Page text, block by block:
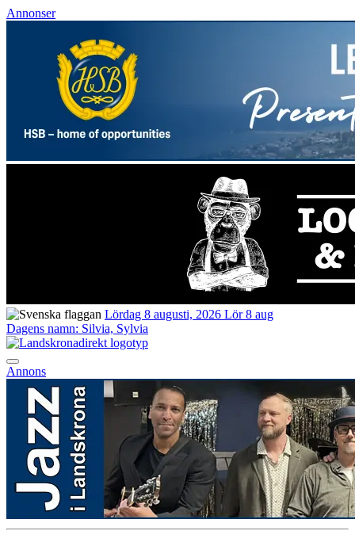
Annonser
Lördag 8 augusti, 2026 Lör 8 aug
Dagens namn: Silvia, Sylvia
Annons